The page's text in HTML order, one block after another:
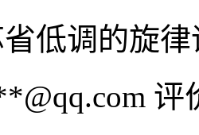
低调的旋
评